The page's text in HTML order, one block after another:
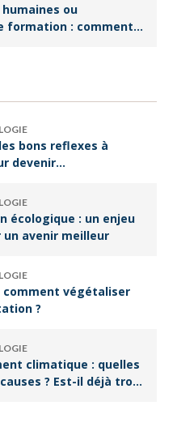
humaines ou
formation : comment
bons reflexes à
devenir
écologique : un enjeu
un avenir meilleur
comment végétaliser
?
climatique : quelles
? Est-il déjà trop